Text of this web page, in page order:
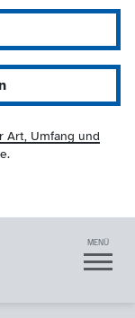
Art, Umfang und
MENÜ